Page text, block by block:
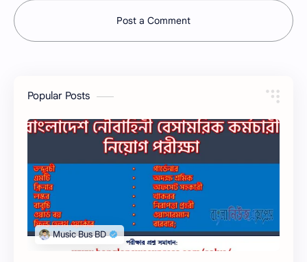
Post a Comment
Popular Posts